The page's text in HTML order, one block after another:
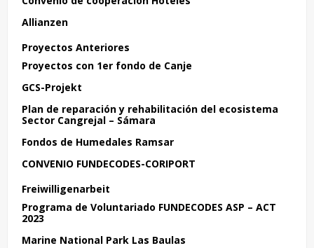
Allianzen
Proyectos Anteriores
Proyectos con 1er fondo de Canje
GCS-Projekt
Plan de reparación y rehabilitación del ecosistema
Sector Cangrejal – Sámara
Fondos de Humedales Ramsar
CONVENIO FUNDECODES-CORIPORT
Freiwilligenarbeit
Programa de Voluntariado FUNDECODES ASP – ACT
2023
Marine National Park Las Baulas